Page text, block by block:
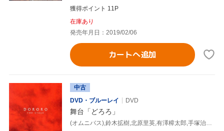
獲得ポイント 11P
在庫あり
発売年月日：2019/02/06
カートへ追加
中古
DVD・ブルーレイ
DVD
舞台「どろろ」
(オムニバス),鈴木拡樹,北原里英,有澤樟太郎,手塚治虫(原作)